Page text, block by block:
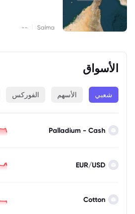
Salma
--
الأسواق
شعبي الأسهم الفوركس
Palladium - Cash
EUR/USD
Cotton